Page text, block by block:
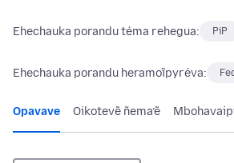
Ehechauka porandu téma rehegua: PiP
Ehechauka porandu heramoĩpyréva:
Opavave Oikotevẽ ñema’ẽ